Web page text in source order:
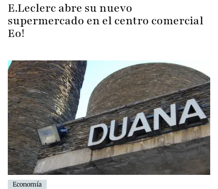
E.Leclerc abre su nuevo
supermercado en el centro comercial
Eo!
Economía